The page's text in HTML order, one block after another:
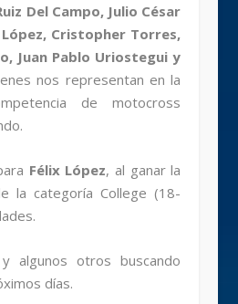
Del Campo, Julio César
Cristopher Torres,
Juan Pablo Uriostegui y
nos representan en la
de motocross
Félix López, al ganar la
la categoría College (18-
algunos otros buscando
días.